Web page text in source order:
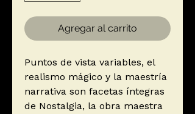
Agregar al carrito
Puntos de vista variables, el
realismo mágico y la maestría
narrativa son facetas íntegras
de Nostalgia, la obra maestra